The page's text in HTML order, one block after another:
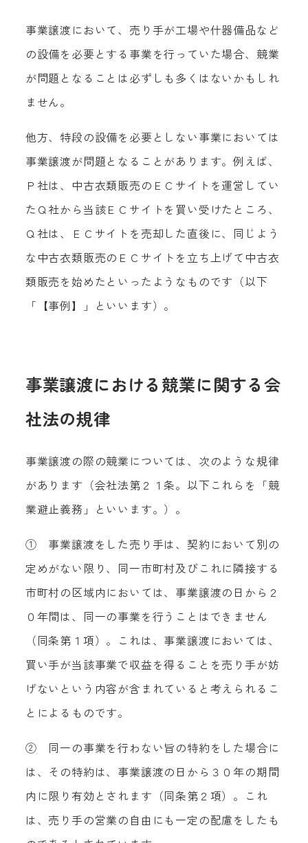
事業譲渡において、売り手が工場や什器備品など
の設備を必要とする事業を行っていた場合、競業
が問題となることは必ずしも多くはないかもしれ
ません。
他方、特段の設備を必要としない事業においては
事業譲渡が問題となることがあります。例えば、
Ｐ社は、中古衣類販売のＥＣサイトを運営してい
たＱ社から当該ＥＣサイトを買い受けたところ、
Ｑ社は、ＥＣサイトを売却した直後に、同じよう
な中古衣類販売のＥＣサイトを立ち上げて中古衣
類販売を始めたといったようなものです（以下
「【事例】」といいます）。
事業譲渡における競業に関する会
社法の規律
事業譲渡の際の競業については、次のような規律
があります（会社法第２１条。以下これらを「競
業避止義務」といいます。）。
① 事業譲渡をした売り手は、契約において別の
定めがない限り、同一市町村及びこれに隣接する
市町村の区域内においては、事業譲渡の日から２
０年間は、同一の事業を行うことはできません
（同条第１項）。これは、事業譲渡においては、
買い手が当該事業で収益を得ることを売り手が妨
げないという内容が含まれていると考えられるこ
とによるものです。
② 同一の事業を行わない旨の特約をした場合に
は、その特約は、事業譲渡の日から３０年の期間
内に限り有効とされます（同条第２項）。これ
は、売り手の営業の自由にも一定の配慮をしたも